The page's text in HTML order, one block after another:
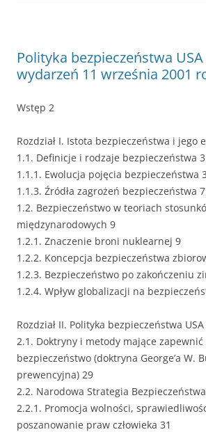
Polityka bezpieczeństwa
wydarzeń 11 września 2001
Wstęp 2
Rozdział I. Istota bezpieczeństwa i jego
1.1. Definicje i rodzaje bezpieczeństwa 3
1.1.1. Ewolucja pojęcia bezpieczeństwa 3
1.1.3. Źródła zagrożeń bezpieczeństwa 7
1.2. Bezpieczeństwo w teoriach
międzynarodowych 9
1.2.1. Znaczenie broni nuklearnej 9
1.2.2. Koncepcja bezpieczeństwa
1.2.3. Bezpieczeństwo po zakończeniu
1.2.4. Wpływ globalizacji na
Rozdział II. Polityka bezpieczeństwa
2.1. Doktryny i metody mające zapewnić
bezpieczeństwo (doktryna George’a W.
prewencyjna) 29
2.2. Narodowa Strategia
2.2.1. Promocja wolności,
poszanowanie praw człowieka 31